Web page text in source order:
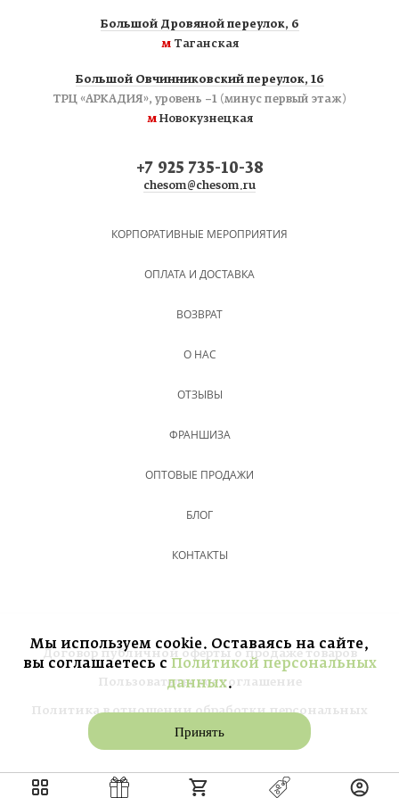
Большой Дровяной переулок, 6
мТаганская
Большой Овчинниковский переулок, 16
ТРЦ «АРКАДИЯ», уровень −1 (минус первый этаж)
мНовокузнецкая
+7 925 735-10-38
chesom@chesom.ru
КОРПОРАТИВНЫЕ МЕРОПРИЯТИЯ
ОПЛАТА И ДОСТАВКА
ВОЗВРАТ
О НАС
ОТЗЫВЫ
ФРАНШИЗА
ОПТОВЫЕ ПРОДАЖИ
БЛОГ
КОНТАКТЫ
Мы используем cookie. Оставаясь на сайте,
вы соглашаетесь с Политикой персональных
данных.
Принять
Договор публичной оферты о продаже товаров
Пользовательское соглашение
Политика в отношении обработки персональных
данных